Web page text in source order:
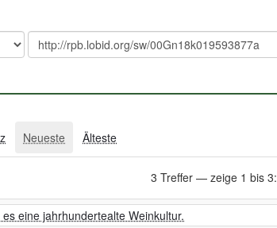
Neueste Älteste
3 Treffer — zeige 1 bis 3:
eine jahrhundertealte Weinkultur.